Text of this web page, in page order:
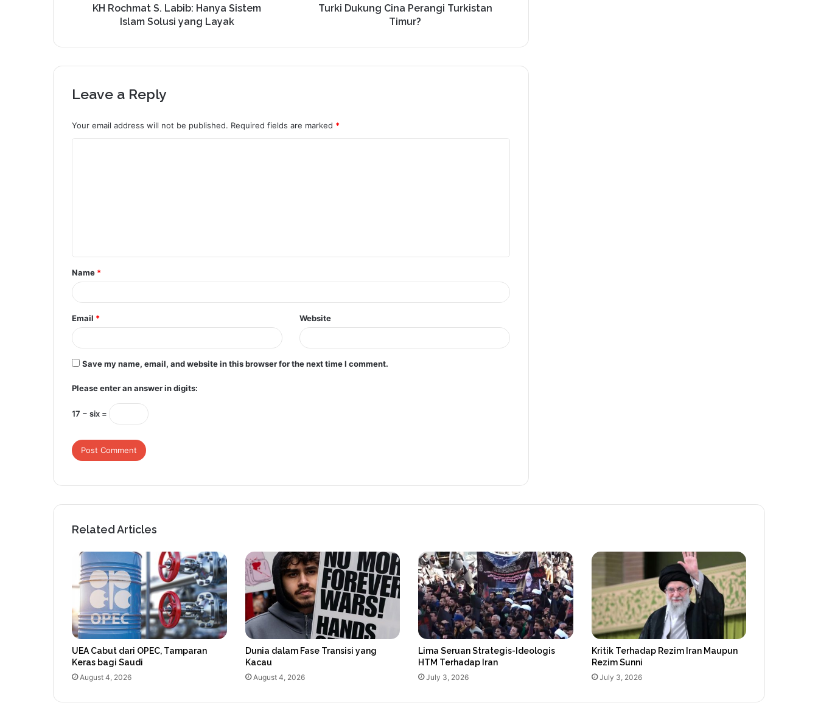
KH Rochmat S. Labib: Hanya Sistem
Islam Solusi yang Layak
Turki Dukung Cina Perangi Turkistan
Timur?
Leave a Reply
Your email address will not be published. Required fields are marked *
t
*
Name *
Email * Website
Save my name, email, and website in this browser for the next time I comment.
Please enter an answer in digits:
17 − six =
Related Articles
UEA Cabut dari OPEC, Tamparan
Keras bagi Saudi
August 4, 2026
Dunia dalam Fase Transisi yang
Kacau
August 4, 2026
Lima Seruan Strategis-Ideologis
HTM Terhadap Iran
July 3, 2026
Kritik Terhadap Rezim Iran Maupun
Rezim Sunni
July 3, 2026